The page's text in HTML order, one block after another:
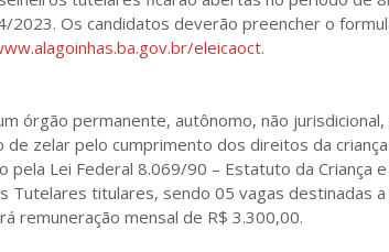
2023. Os candidatos deverão preencher o
eleicaoct.
órgão permanente, autônomo, não
de zelar pelo cumprimento dos direitos da
pela Lei Federal 8.069/90 – Estatuto da Criança
Tutelares titulares, sendo 05 vagas destinadas a
remuneração mensal de R$ 3.300,00.